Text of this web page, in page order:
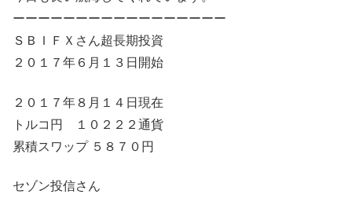
ーーーーーーーーーーーーーーーーー
ＳＢＩＦＸさん超長期投資
２０１７年６月１３日開始
２０１７年８月１４日現在
トルコ円 １０２２２通貨
累積スワップ ５８７０円
セゾン投信さん